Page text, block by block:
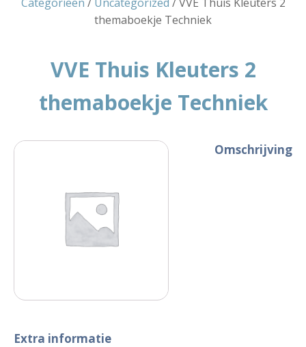
themaboekje Techniek
VVE Thuis Kleuters 2
themaboekje Techniek
Omschrijving
Extra informatie